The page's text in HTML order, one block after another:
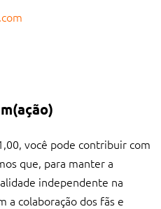
você pode contribuir com
que, para manter a
independente na
a colaboração dos fãs e